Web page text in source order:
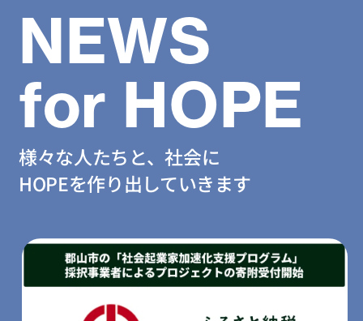
NEWS
for HOPE
様々な人たちと、社会に
HOPEを作り出していきます